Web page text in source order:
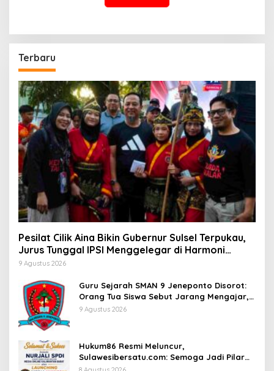
Terbaru
Pesilat Cilik Aina Bikin Gubernur Sulsel Terpukau,
Jurus Tunggal IPSI Menggelegar di Harmoni
Kemanusiaan
9 Agustus 2026
Guru Sejarah SMAN 9 Jeneponto Disorot:
Orang Tua Siswa Sebut Jarang Mengajar,
Sekolah Bungkam
9 Agustus 2026
Hukum86 Resmi Meluncur,
Sulawesibersatu.com: Semoga Jadi Pilar
Informasi Hukum yang Berintegritas